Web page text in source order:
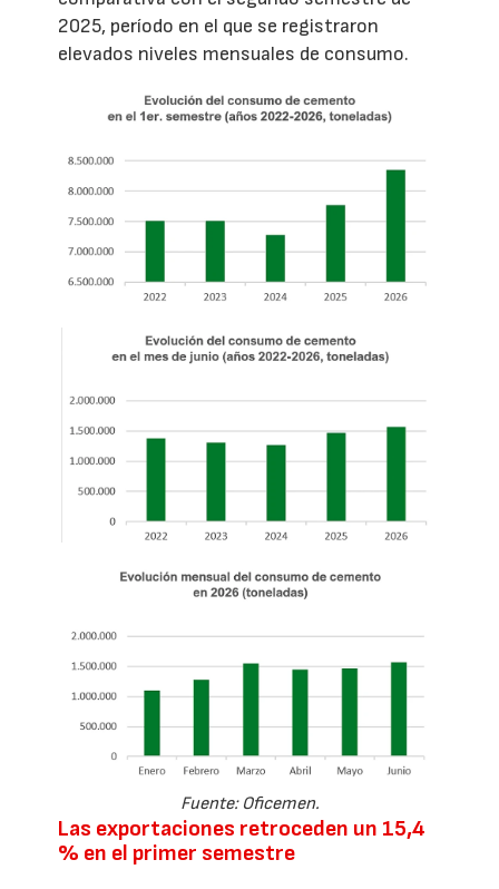
2025, período en el que se registraron
elevados niveles mensuales de consumo.
Fuente: Oficemen.
Las exportaciones retroceden un 15,4
% en el primer semestre